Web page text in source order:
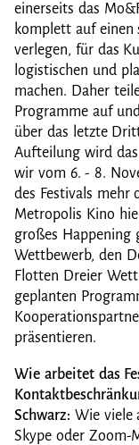
einerseits das
komplett auf
verlegen, für das
logistischen und
machen. Daher
Programme auf
über das letzte
Aufteilung wird
wir vom 6. - 8.
des Festivals mehr
Metropolis Kino
großes Happening
Wettbewerb, den
Flotten Dreier
geplanten
präsentieren.
Wie arbeitet das
Schwarz: Wie viele
Skype oder Zoom-